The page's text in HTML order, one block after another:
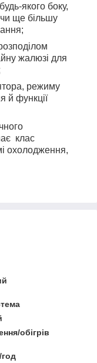
якого боку,
ще більшу
жалюзі для
режиму
й функції
клас
охолодження,
обігрів